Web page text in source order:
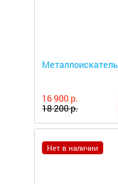
16 900 р.
18 200 р.
Нет в наличии